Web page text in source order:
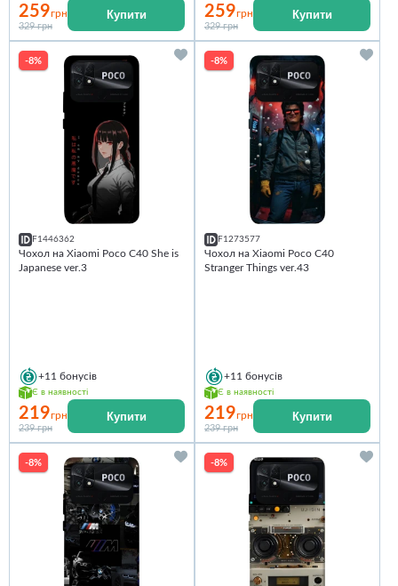
259грн
329 грн
Купити 259грн
329 грн
Купити
-8%
F1446362
Чохол на Xiaomi Poco C40 She is
Japanese ver.3
+11 бонусів
Є в наявності
219грн
239 грн
Купити
-8%
F1273577
Чохол на Xiaomi Poco C40
Stranger Things ver.43
+11 бонусів
Є в наявності
219грн
239 грн
Купити
-8% -8%